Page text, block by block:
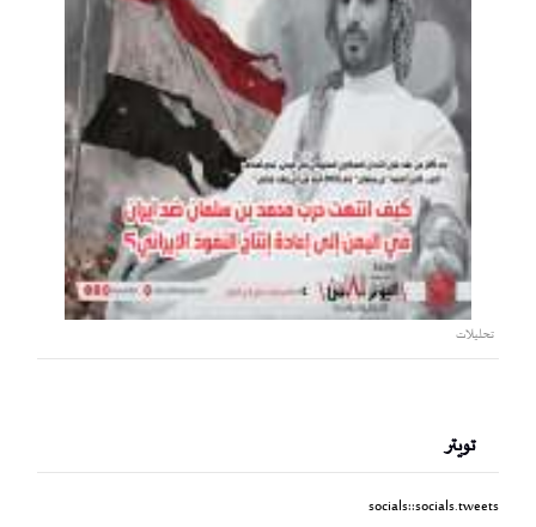
تحليلات
تويتر
socials::socials.tweets